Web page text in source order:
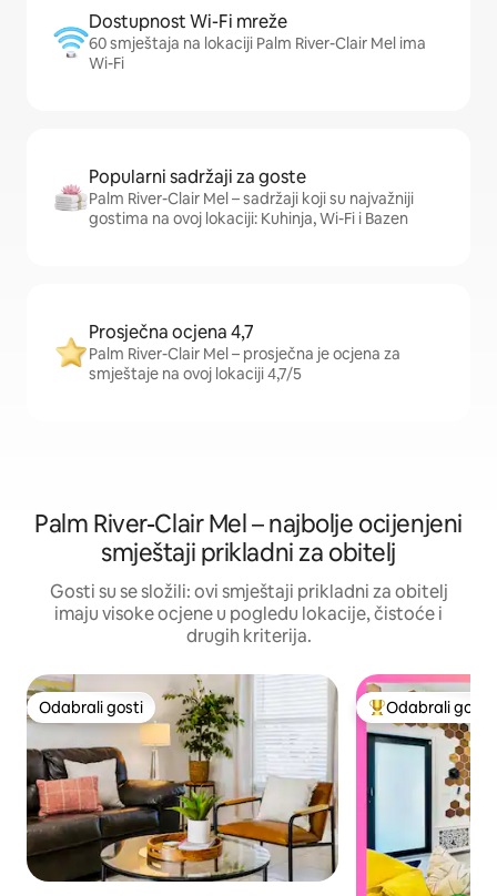
Dostupnost Wi-Fi mreže
60 smještaja na lokaciji Palm River-Clair Mel ima
Wi-Fi
Popularni sadržaji za goste
Palm River-Clair Mel – sadržaji koji su najvažniji
gostima na ovoj lokaciji: Kuhinja, Wi-Fi i Bazen
Prosječna ocjena 4,7
Palm River-Clair Mel – prosječna je ocjena za
smještaje na ovoj lokaciji 4,7/5
Palm River-Clair Mel – najbolje ocijenjeni
smještaji prikladni za obitelj
Gosti su se složili: ovi smještaji prikladni za obitelj
imaju visoke ocjene u pogledu lokacije, čistoće i
drugih kriterija.
Odabrali gosti
Odabrali gosti Među najviše
Odabrali gosti